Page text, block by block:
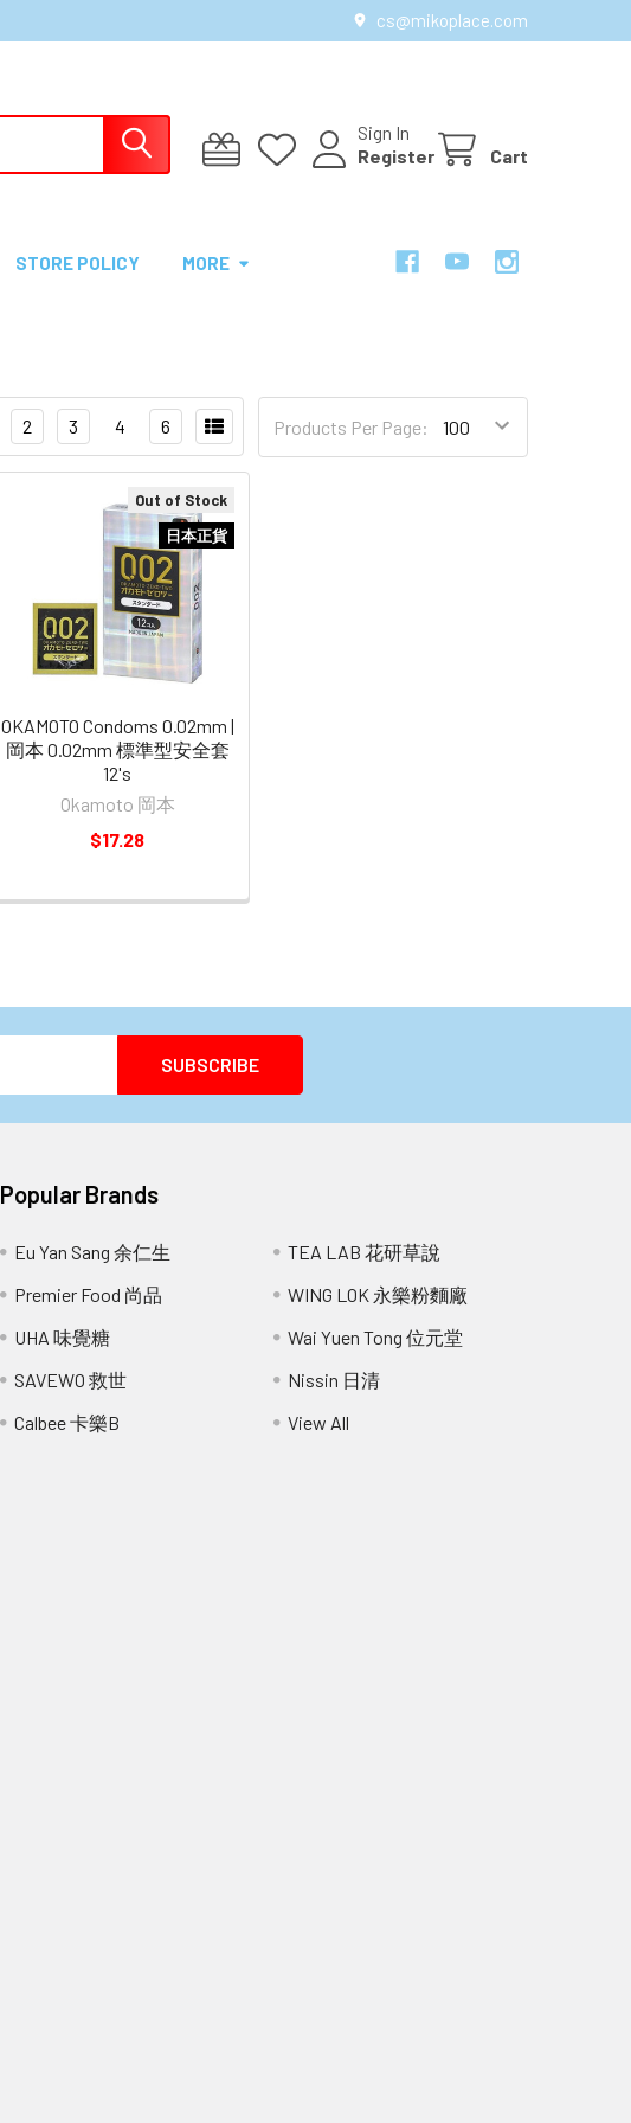
cs@mikoplace.com
Sign In
Register
Cart
STORE POLICY MORE
Products Per Page:
2 3 4 6
Out of Stock
日本正貨
OKAMOTO Condoms 0.02mm |
岡本 0.02mm 標準型安全套
12's
Okamoto 岡本
$17.28
Popular Brands
Eu Yan Sang 余仁生
Premier Food 尚品
UHA 味覺糖
SAVEWO 救世
Calbee 卡樂B
TEA LAB 花研草說
WING LOK 永樂粉麵廠
Wai Yuen Tong 位元堂
Nissin 日清
View All